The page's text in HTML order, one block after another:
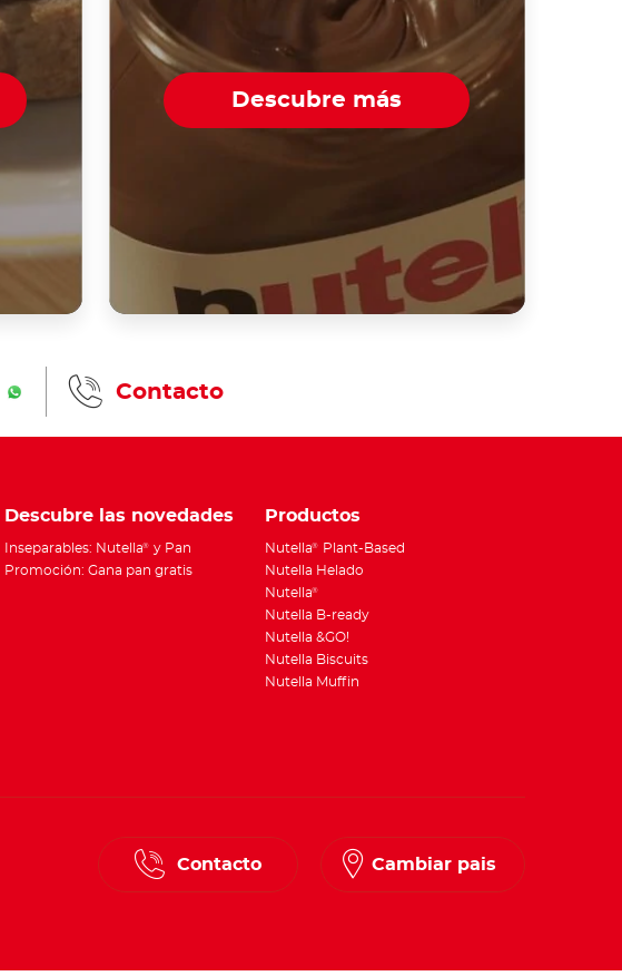
Descubre más
WhatsApp Contacto
Descubre las novedades
Inseparables: Nutella® y Pan
Promoción: Gana pan gratis
Productos
Nutella®
Plant-Based
Nutella Helado
Nutella®
Nutella B-ready
Nutella &GO!
Nutella Biscuits
Nutella Muffin
Contacto Cambiar pais